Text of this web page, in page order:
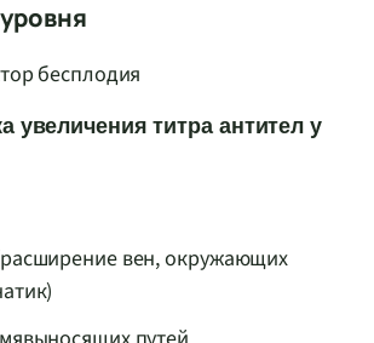
бесплодия
увеличения титра антител у
вен, окружающих